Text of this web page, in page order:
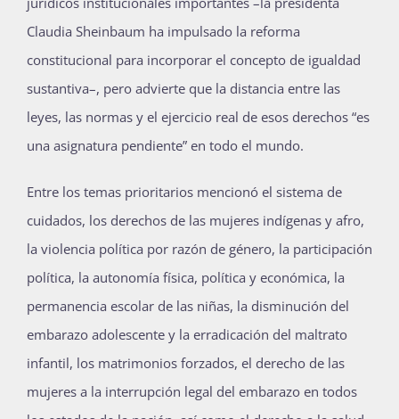
Claudia Sheinbaum ha impulsado la reforma
constitucional para incorporar el concepto de igualdad
sustantiva–, pero advierte que la distancia entre las
leyes, las normas y el ejercicio real de esos derechos “es
una asignatura pendiente” en todo el mundo.
Entre los temas prioritarios mencionó el sistema de
cuidados, los derechos de las mujeres indígenas y afro,
la violencia política por razón de género, la participación
política, la autonomía física, política y económica, la
permanencia escolar de las niñas, la disminución del
embarazo adolescente y la erradicación del maltrato
infantil, los matrimonios forzados, el derecho de las
mujeres a la interrupción legal del embarazo en todos